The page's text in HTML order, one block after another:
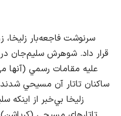
سرنوشت فاجعه‌بار زليخا،
قرار داد. شوهرش سليم‌جان
عليه مقامات رسمي (آنها
ساكنان تاتار آن مسيحي
زليخا بي‌خبر از اينكه